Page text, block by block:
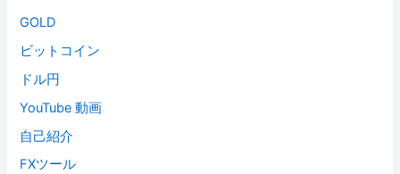
GOLD
ビットコイン
ドル円
YouTube 動画
自己紹介
FXツール